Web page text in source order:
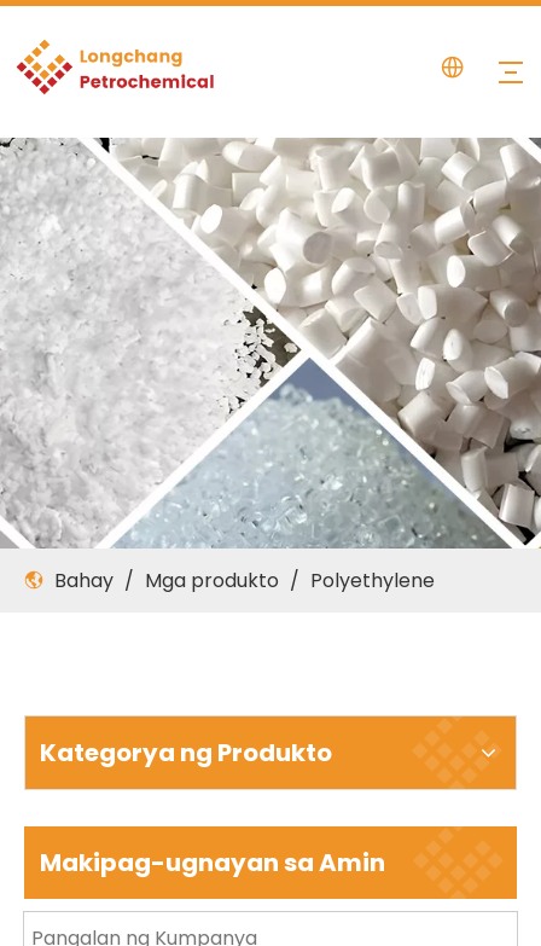
Bahay / Mga produkto / Polyethylene
Kategorya ng Produkto
Makipag-ugnayan sa Amin